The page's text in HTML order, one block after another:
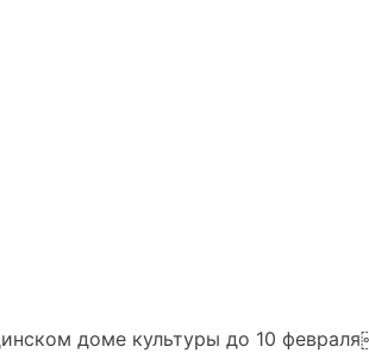
доме культуры до 10